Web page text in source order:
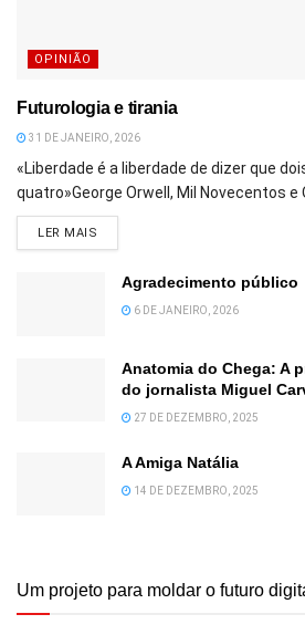
OPINIÃO
Futurologia e tirania
31 DE JANEIRO, 2026
«Liberdade é a liberdade de dizer que
quatro»George Orwell, Mil Novecentos e
LER MAIS
Agradecimento público
6 DE JANEIRO, 2026
Anatomia do Chega: A
do jornalista Miguel
27 DE DEZEMBRO, 2025
A Amiga Natália
14 DE DEZEMBRO, 2025
Um projeto para moldar o futuro